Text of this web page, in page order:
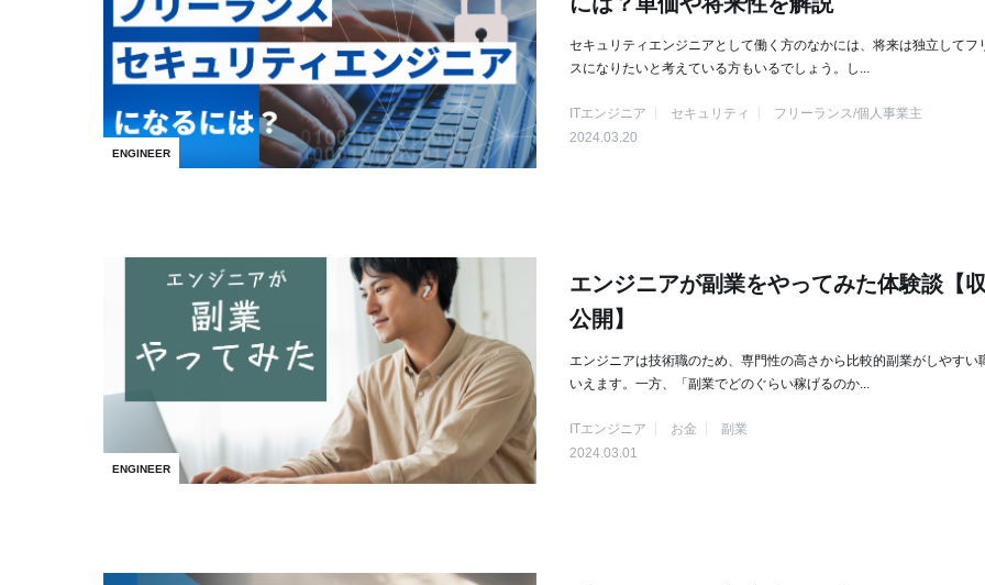
ENGINEER
セキュリティエンジニアとして働く方のなかには、将来は独立してフ
スになりたいと考えている方もいるでしょう。し...
ITエンジニア セキュリティ
フリーランス/個人事業主
2024.03.20
ENGINEER
エンジニアが副業をやってみた体験談【
公開】
エンジニアは技術職のため、専門性の高さから比較的副業がしやすい
いえます。一方、「副業でどのぐらい稼げるのか...
ITエンジニア お金
副業
2024.03.01